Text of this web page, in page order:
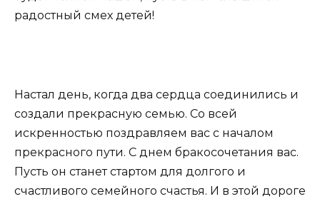
радостный смех детей!
Настал день, когда два сердца соединились и
создали прекрасную семью. Со всей
искренностью поздравляем вас с началом
прекрасного пути. С днем бракосочетания вас.
Пусть он станет стартом для долгого и
счастливого семейного счастья. И в этой дороге